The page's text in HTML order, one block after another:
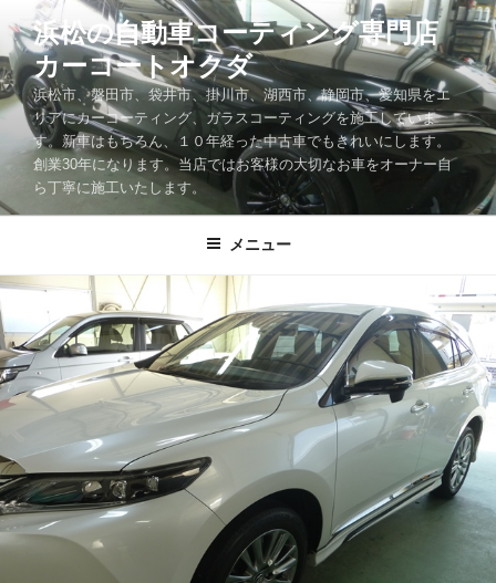
ン
テ
ン
ツ
キ
浜松の自動車コーティング専門店
カーコートオクダ
浜松市、磐田市、袋井市、掛川市、湖西市、静岡市、愛知県をエ
リアにカーコーティング、ガラスコーティングを施工していま
す。新車はもちろん、１０年経った中古車でもきれいにします。
創業30年になります。当店ではお客様の大切なお車をオーナー自
ら丁寧に施工いたします。
メニュー